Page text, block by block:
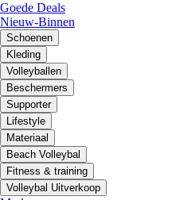
Goede Deals
Nieuw-Binnen
Schoenen
Kleding
Volleyballen
Beschermers
Supporter
Lifestyle
Materiaal
Beach Volleybal
Fitness & training
Volleybal Uitverkoop